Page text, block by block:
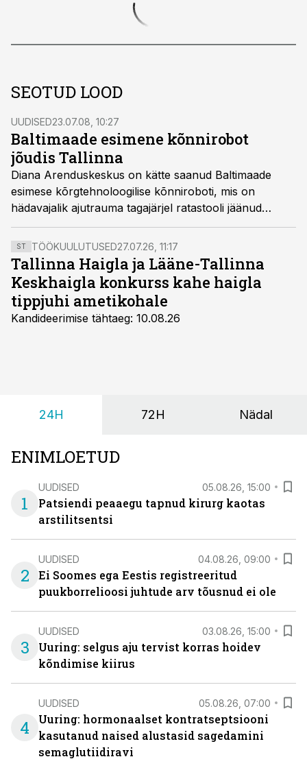
SEOTUD LOOD
UUDISED23.07.08, 10:27
Baltimaade esimene kõnnirobot
jõudis Tallinna
Diana Arenduskeskus on kätte saanud Baltimaade
esimese kõrgtehnoloogilise kõnniroboti, mis on
hädavajalik ajutrauma tagajärjel ratastooli jäänud
inimeste taastusraviks, teatab Delfi.ee
ST TÖÖKUULUTUSED27.07.26, 11:17
Tallinna Haigla ja Lääne-Tallinna
Keskhaigla konkurss kahe haigla
tippjuhi ametikohale
Kandideerimise tähtaeg: 10.08.26
24H 72H Nädal
ENIMLOETUD
1
UUDISED 05.08.26, 15:00
Patsiendi peaaegu tapnud kirurg kaotas
arstilitsentsi
2
UUDISED 04.08.26, 09:00
Ei Soomes ega Eestis registreeritud
puukborrelioosi juhtude arv tõusnud ei ole
3
UUDISED 03.08.26, 15:00
Uuring: selgus aju tervist korras hoidev
kõndimise kiirus
4
UUDISED 05.08.26, 07:00
Uuring: hormonaalset kontratseptsiooni
kasutanud naised alustasid sagedamini
semaglutiidiravi